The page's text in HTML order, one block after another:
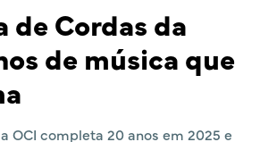
de Cordas da
de música que
OCI completa 20 anos em 2025 e